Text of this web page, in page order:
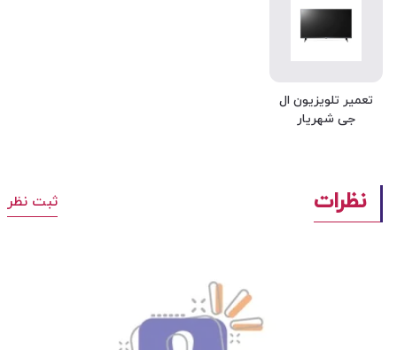
تعمیر تلویزیون ال
جی شهریار
نظرات ثبت نظر